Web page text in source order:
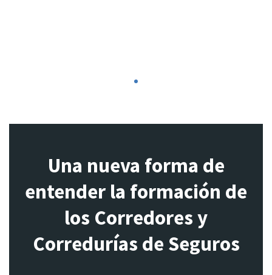
Una nueva forma de
entender la formación de
los Corredores y
Corredurías de Seguros